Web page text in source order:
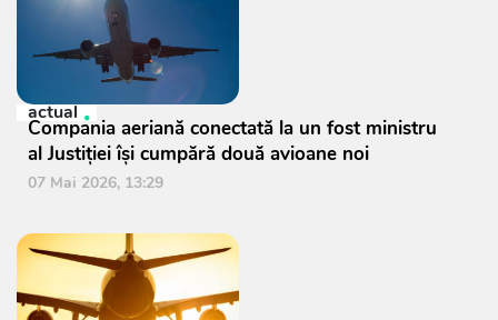
actual
Compania aeriană conectată la un fost ministru
al Justiției își cumpără două avioane noi
07 Mai 2026, 13:29